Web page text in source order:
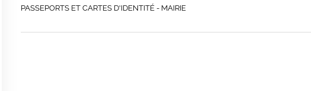
PASSEPORTS ET CARTES D'IDENTITÉ - MAIRIE